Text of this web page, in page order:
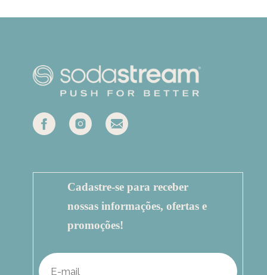
Cadastre-se para receber
nossas informações, ofertas e
promoções!